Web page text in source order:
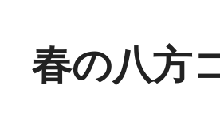
春の八方